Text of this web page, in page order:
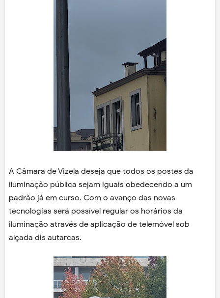
A Câmara de Vizela deseja que todos os postes da
iluminação pública sejam iguais obedecendo a um
padrão já em curso. Com o avanço das novas
tecnologias será possível regular os horários da
iluminação através de aplicação de telemóvel sob
alçada dis autarcas.